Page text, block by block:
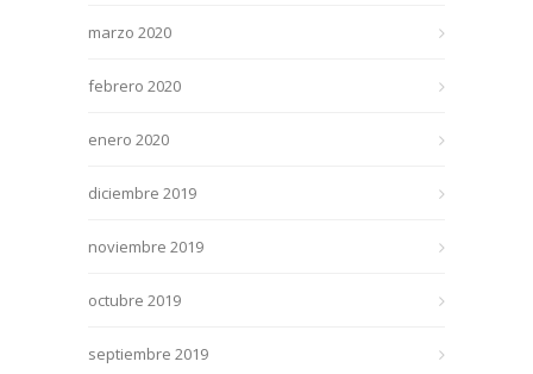
marzo 2020
febrero 2020
enero 2020
diciembre 2019
noviembre 2019
octubre 2019
septiembre 2019